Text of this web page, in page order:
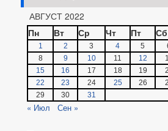
АВГУСТ 2022
Пн
Вт Ср Чт Пт Сб
1 2 3 4 5
8
9 10 11 12
15
16 17 18 19
22
23 24 25 26
29
30 31
« Июл Сен »